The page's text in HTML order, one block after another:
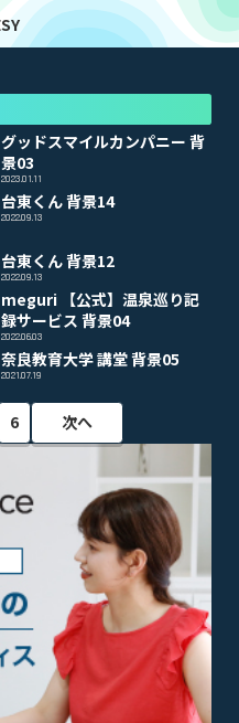
コラム
ZOOM背景
TELESYについて
@telesy
グッドスマイルカンパニー 背
景03
2023.01.11
台東くん 背景14
2022.09.13
台東くん 背景12
2022.09.13
meguri 【公式】温泉巡り記
録サービス 背景04
2022.06.03
奈良教育大学 講堂 背景05
2021.07.19
6 次へ